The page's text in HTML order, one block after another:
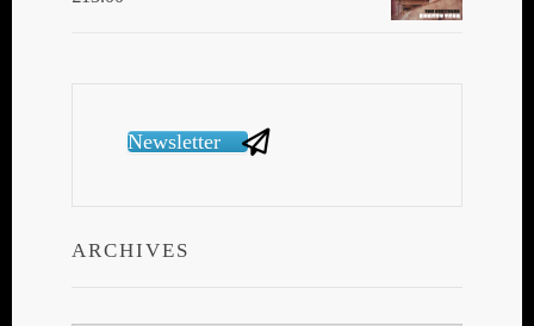
Newsletter
ARCHIVES